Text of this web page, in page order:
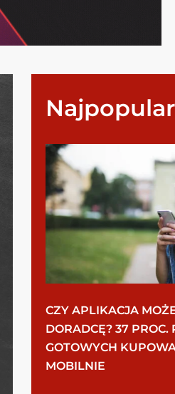
CZY APLIKACJA
DORADCĘ? 37 PROC.
GOTOWYCH
MOBILNIE